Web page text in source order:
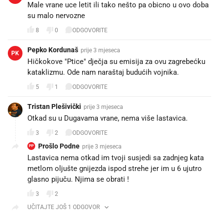
Male vrane uce letit ili tako nešto pa obicno u ovo doba
su malo nervozne
8 0 ODGOVORITE
PK Pepko Kordunaš prije 3 mjeseca
Hičkokove "Ptice" dječja su emisija za ovu zagrebećku
kataklizmu. Ode nam naraštaj budućih vojnika.
5 1 ODGOVORITE
Tristan Plešivički prije 3 mjeseca
Otkad su u Dugavama vrane, nema više lastavica.
3 2 ODGOVORITE
PP Prošlo Podne prije 3 mjeseca
Lastavica nema otkad im tvoji susjedi sa zadnjeg kata
metlom oljušte gnijezda ispod strehe jer im u 6 ujutro
glasno pijuču. Njima se obrati !
3
2
UČITAJTE JOŠ 1 ODGOVOR